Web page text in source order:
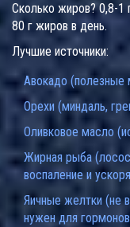
Сколько жиров? 0,8-1
80 г жиров в день.
Лучшие источники:
Авокадо
Орехи (миндаль,
Оливковое масло
Жирная рыба
воспаление и
Яичные желтки (не
нужен для